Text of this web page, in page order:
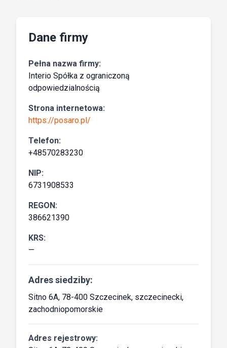
Dane firmy
Pełna nazwa firmy:
Interio Spółka z ograniczoną
odpowiedzialnością
Strona internetowa:
https://posaro.pl/
Telefon:
+48570283230
NIP:
6731908533
REGON:
386621390
KRS:
—
Adres siedziby:
Sitno 6A, 78-400 Szczecinek, szczecinecki,
zachodniopomorskie
Adres rejestrowy: